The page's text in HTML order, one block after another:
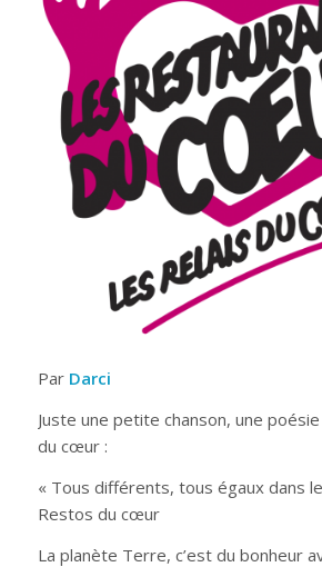
Par Darci
Juste une petite chanson, une
du cœur :
« Tous différents, tous égaux dans
Restos du cœur
La planète Terre, c’est du bonheur